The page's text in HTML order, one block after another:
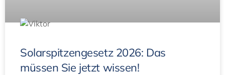
Solarspitzengesetz 2026: Das
müssen Sie jetzt wissen!